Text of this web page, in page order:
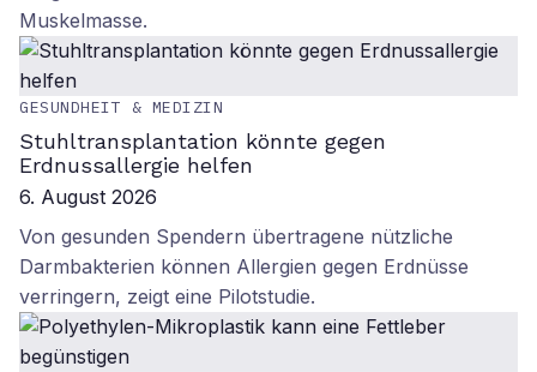
Muskelmasse.
GESUNDHEIT & MEDIZIN
Stuhltransplantation könnte gegen
Erdnussallergie helfen
6. August 2026
Von gesunden Spendern übertragene nützliche
Darmbakterien können Allergien gegen Erdnüsse
verringern, zeigt eine Pilotstudie.